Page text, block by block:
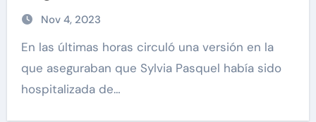
de salud
Nov 4, 2023
En las últimas horas circuló una versión en la
que aseguraban que Sylvia Pasquel había sido
hospitalizada de…